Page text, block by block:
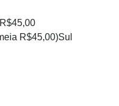
R$45,00)Sul